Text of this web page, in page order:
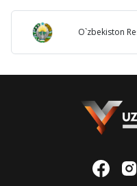
O`zbekiston